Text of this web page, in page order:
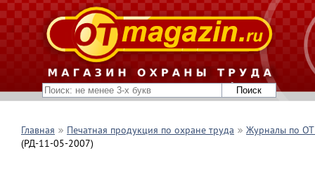
Главная Печатная продукция по охране труда
Журналы по
(РД-11-05-2007)